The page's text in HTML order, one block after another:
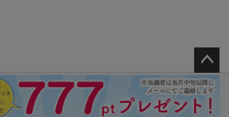
ペー
ジト